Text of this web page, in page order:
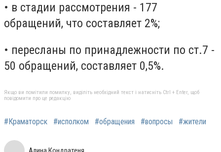
• в стадии рассмотрения - 177
обращений, что составляет 2%;
• пересланы по принадлежности по ст.7 -
50 обращений, составляет 0,5%.
Якщо ви помітили помилку, виділіть необхідний текст і натисніть Ctrl + Enter, щоб
повідомити про це редакцію
#Краматорск #исполком #обращения #вопросы #жители